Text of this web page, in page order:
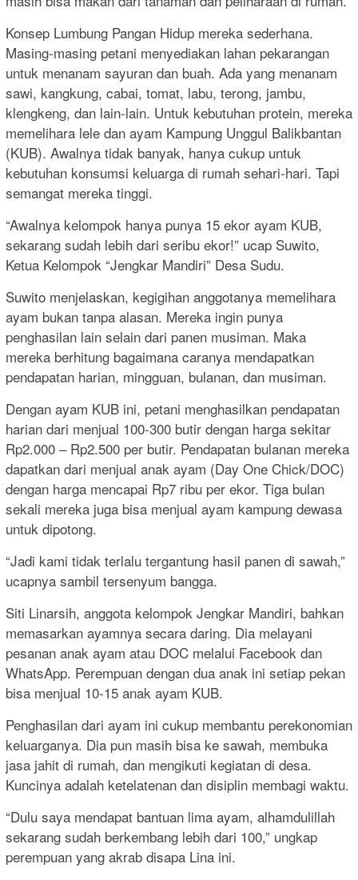
Konsep Lumbung Pangan Hidup mereka sederhana.
Masing-masing petani menyediakan lahan pekarangan
untuk menanam sayuran dan buah. Ada yang menanam
sawi, kangkung, cabai, tomat, labu, terong, jambu,
klengkeng, dan lain-lain. Untuk kebutuhan protein, mereka
memelihara lele dan ayam Kampung Unggul Balikbantan
(KUB). Awalnya tidak banyak, hanya cukup untuk
kebutuhan konsumsi keluarga di rumah sehari-hari. Tapi
semangat mereka tinggi.
“Awalnya kelompok hanya punya 15 ekor ayam KUB,
sekarang sudah lebih dari seribu ekor!” ucap Suwito,
Ketua Kelompok “Jengkar Mandiri” Desa Sudu.
Suwito menjelaskan, kegigihan anggotanya memelihara
ayam bukan tanpa alasan. Mereka ingin punya
penghasilan lain selain dari panen musiman. Maka
mereka berhitung bagaimana caranya mendapatkan
pendapatan harian, mingguan, bulanan, dan musiman.
Dengan ayam KUB ini, petani menghasilkan pendapatan
harian dari menjual 100-300 butir dengan harga sekitar
Rp2.000 – Rp2.500 per butir. Pendapatan bulanan mereka
dapatkan dari menjual anak ayam (Day One Chick/DOC)
dengan harga mencapai Rp7 ribu per ekor. Tiga bulan
sekali mereka juga bisa menjual ayam kampung dewasa
untuk dipotong.
“Jadi kami tidak terlalu tergantung hasil panen di sawah,”
ucapnya sambil tersenyum bangga.
Siti Linarsih, anggota kelompok Jengkar Mandiri, bahkan
memasarkan ayamnya secara daring. Dia melayani
pesanan anak ayam atau DOC melalui Facebook dan
WhatsApp. Perempuan dengan dua anak ini setiap pekan
bisa menjual 10-15 anak ayam KUB.
Penghasilan dari ayam ini cukup membantu perekonomian
keluarganya. Dia pun masih bisa ke sawah, membuka
jasa jahit di rumah, dan mengikuti kegiatan di desa.
Kuncinya adalah ketelatenan dan disiplin membagi waktu.
“Dulu saya mendapat bantuan lima ayam, alhamdulillah
sekarang sudah berkembang lebih dari 100,” ungkap
perempuan yang akrab disapa Lina ini.